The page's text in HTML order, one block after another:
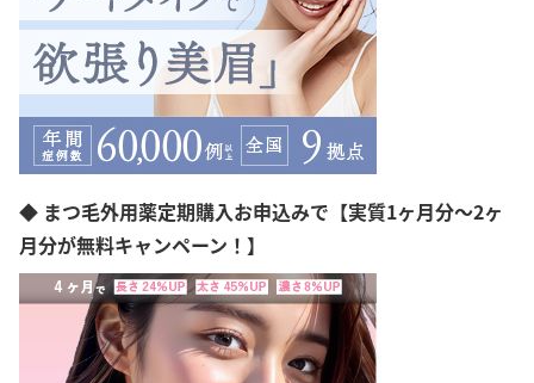
◆ まつ毛外用薬定期購入お申込みで【実質1ヶ月分～2ヶ
月分が無料キャンペーン！】